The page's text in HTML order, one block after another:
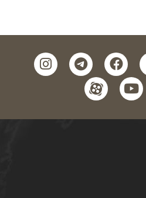
facebook
telegram
instagram
youtube
aparat